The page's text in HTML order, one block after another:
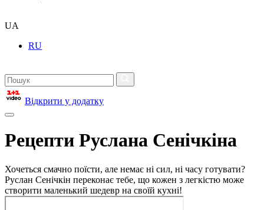
UA
RU
Відкрити у додатку
Рецепти Руслана Сенічкіна
Хочеться смачно поїсти, але немає ні сил, ні часу готувати?
Руслан Сенічкін переконає тебе, що кожен з легкістю може
створити маленький шедевр на своїй кухні!